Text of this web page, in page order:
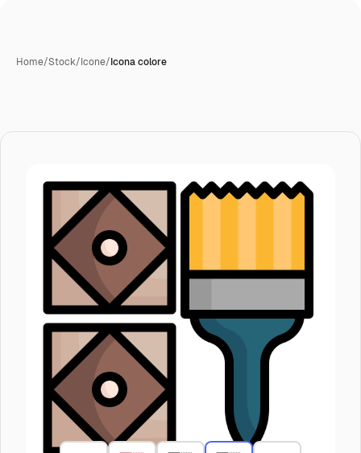
Home/Stock/Icone/Icona colore